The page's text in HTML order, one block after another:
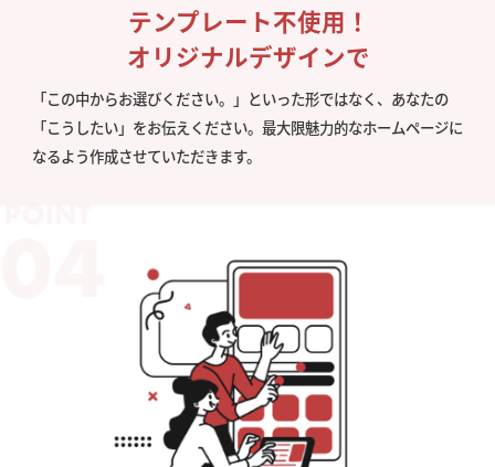
テンプレート不使用！
オリジナルデザインで
「この中からお選びください。」といった形ではなく、あなたの
「こうしたい」をお伝えください。最大限魅力的なホームページに
なるよう作成させていただきます。